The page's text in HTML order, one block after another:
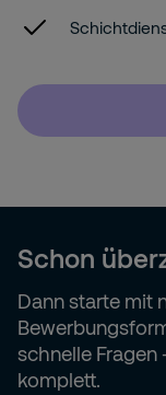
Schon
Dann starte mit
schnelle Fragen
komplett.